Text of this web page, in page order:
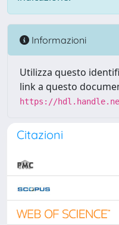
Informazioni
Utilizza questo
link a questo
https://
Citazioni